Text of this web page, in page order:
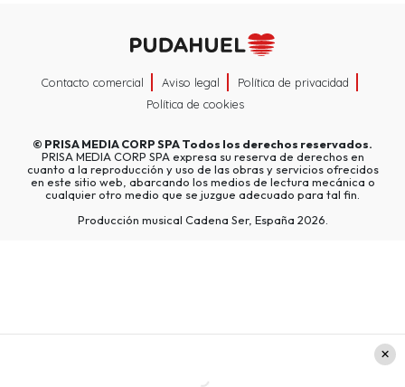
Contacto comercial Aviso legal
Política de privacidad
Política de cookies
© PRISA MEDIA CORP SPATodos los derechos reservados.
PRISA MEDIA CORP SPA expresa su reserva de derechos en
cuanto a la reproducción y uso de las obras y servicios ofrecidos
en este sitio web, abarcando los medios de lectura mecánica o
cualquier otro medio que se juzgue adecuado para tal fin.
Producción musical Cadena Ser, España 2026.